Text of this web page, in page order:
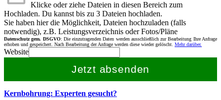
Klicke oder ziehe Dateien in diesen Bereich zum
Hochladen. Du kannst bis zu 3 Dateien hochladen.
Sie haben hier die Möglichkeit, Dateien hochzuladen (falls
notwendig), z.B. Leistungsverzeichnis oder Fotos/Pläne
Datenschutz gem. DSGVO: Die einzutragenden Daten werden ausschließlich zur Bearbeitung Ihre Anfrage
erhoben und gespeichert. Nach Bearbeitung der Anfrage werden diese wieder gelöscht. Mehr darüber.
Website
Jetzt absenden
Kernbohrung: Experten gesucht?